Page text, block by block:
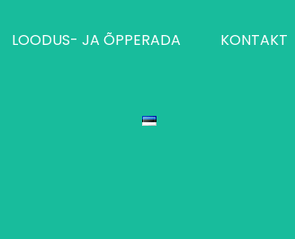
LOODUS- JA ÕPPERADA KONTAKT